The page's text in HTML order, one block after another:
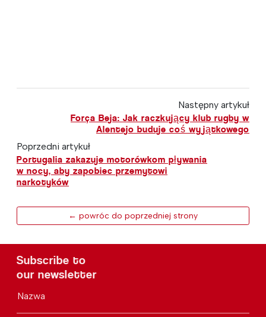
Następny artykuł
Força Beja: Jak raczkujący klub rugby w
Alentejo buduje coś wyjątkowego
Poprzedni artykuł
Portugalia zakazuje motorówkom pływania
w nocy, aby zapobiec przemytowi
narkotyków
← powróc do poprzedniej strony
Subscribe to
our newsletter
Nazwa